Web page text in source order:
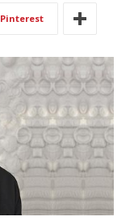
Pinterest